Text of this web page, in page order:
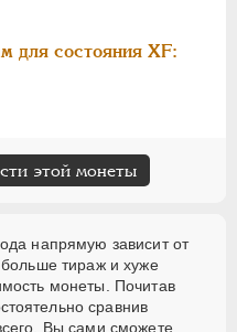
для состояния XF:
этой монеты
напрямую зависит от
тираж и хуже
монеты. Почитав
сравнив
Вы сами сможете